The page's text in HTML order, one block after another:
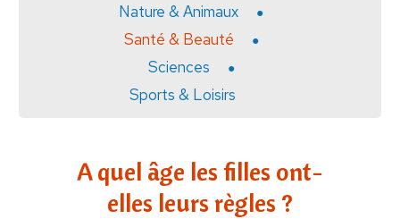
Nature & Animaux
Santé & Beauté
Sciences
Sports & Loisirs
A quel âge les filles ont-
elles leurs règles ?